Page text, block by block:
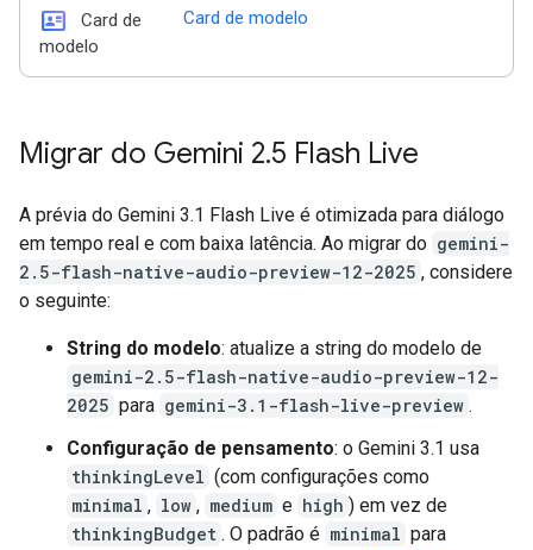
id_card
Card de
modelo
Card de modelo
Migrar do Gemini 2.5 Flash Live
A prévia do Gemini 3.1 Flash Live é otimizada para diálogo
em tempo real e com baixa latência. Ao migrar do gemini-
2.5-flash-native-audio-preview-12-2025 , considere
o seguinte:
String do modelo: atualize a string do modelo de
gemini-2.5-flash-native-audio-preview-12-
2025 para gemini-3.1-flash-live-preview .
Configuração de pensamento: o Gemini 3.1 usa
thinkingLevel (com configurações como
minimal , low , medium e high ) em vez de
thinkingBudget . O padrão é minimal para